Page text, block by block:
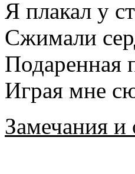
Я плакал у
Сжимали
Подаренная
Играя мне
Замечания и